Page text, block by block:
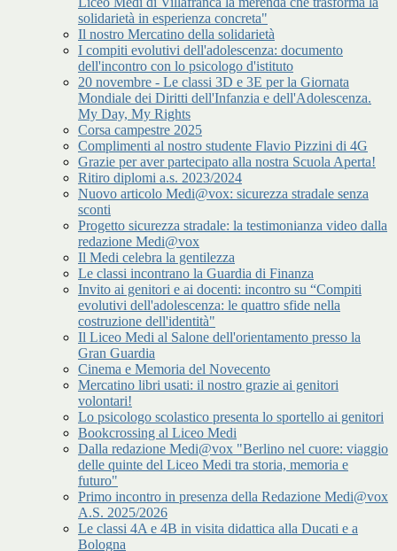
solidarietà in esperienza concreta"
Il nostro Mercatino della solidarietà
I compiti evolutivi dell'adolescenza: documento
dell'incontro con lo psicologo d'istituto
20 novembre - Le classi 3D e 3E per la Giornata
Mondiale dei Diritti dell'Infanzia e dell'Adolescenza.
My Day, My Rights
Corsa campestre 2025
Complimenti al nostro studente Flavio Pizzini di 4G
Grazie per aver partecipato alla nostra Scuola Aperta!
Ritiro diplomi a.s. 2023/2024
Nuovo articolo Medi@vox: sicurezza stradale senza
sconti
Progetto sicurezza stradale: la testimonianza video dalla
redazione Medi@vox
Il Medi celebra la gentilezza
Le classi incontrano la Guardia di Finanza
Invito ai genitori e ai docenti: incontro su “Compiti
evolutivi dell'adolescenza: le quattro sfide nella
costruzione dell'identità"
Il Liceo Medi al Salone dell'orientamento presso la
Gran Guardia
Cinema e Memoria del Novecento
Mercatino libri usati: il nostro grazie ai genitori
volontari!
Lo psicologo scolastico presenta lo sportello ai genitori
Bookcrossing al Liceo Medi
Dalla redazione Medi@vox "Berlino nel cuore: viaggio
delle quinte del Liceo Medi tra storia, memoria e
futuro"
Primo incontro in presenza della Redazione Medi@vox
A.S. 2025/2026
Le classi 4A e 4B in visita didattica alla Ducati e a
Bologna